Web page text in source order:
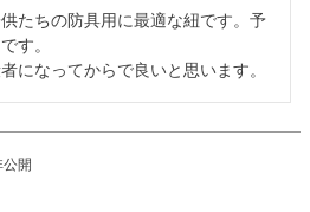
たちの防具用に最適な紐です。予
す。
になってからで良いと思います。
公開